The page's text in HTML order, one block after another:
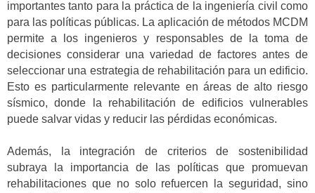
importantes tanto para la práctica de la ingeniería civil como
para las políticas públicas. La aplicación de métodos MCDM
permite a los ingenieros y responsables de la toma de
decisiones considerar una variedad de factores antes de
seleccionar una estrategia de rehabilitación para un edificio.
Esto es particularmente relevante en áreas de alto riesgo
sísmico, donde la rehabilitación de edificios vulnerables
puede salvar vidas y reducir las pérdidas económicas.
Además, la integración de criterios de sostenibilidad
subraya la importancia de las políticas que promuevan
rehabilitaciones que no solo refuercen la seguridad, sino